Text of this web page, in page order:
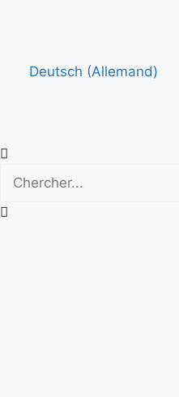
Deutsch (Allemand)